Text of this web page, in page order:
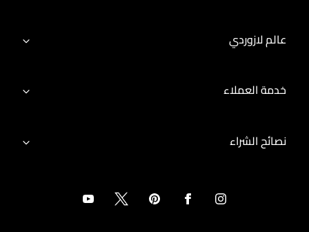
عالم لازوردي
خدمة العملاء
نصائح الشراء